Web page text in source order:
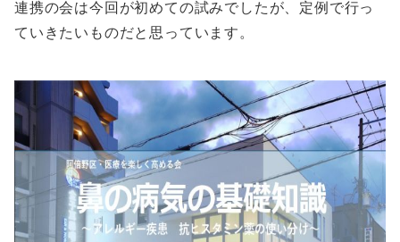
連携の会は今回が初めての試みでしたが、定例で行っ
ていきたいものだと思っています。